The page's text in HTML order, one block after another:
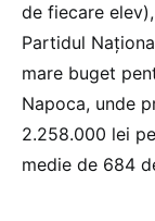
de fiecare
Partidul
mare buget
Napoca, unde
2.258.000 lei
medie de 684